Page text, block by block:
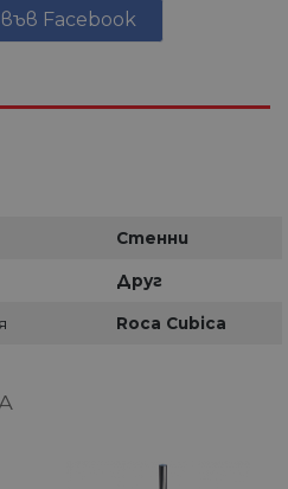
Facebook
Стенни
Друг
Roca Cubica